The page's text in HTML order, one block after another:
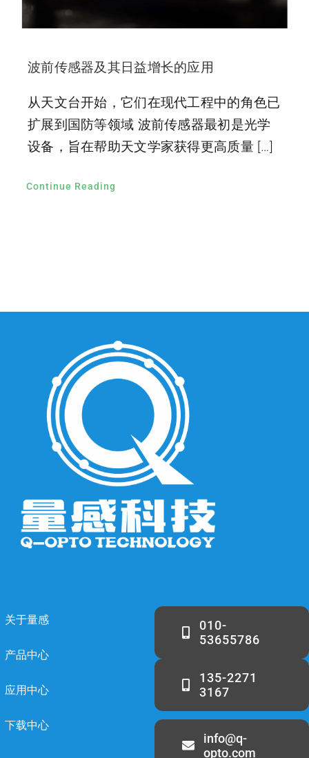
波前传感器及其日益增长的应用
从天文台开始，它们在现代工程中的角色已
扩展到国防等领域 波前传感器最初是光学
设备，旨在帮助天文学家获得更高质量 […]
Continue Reading
关于量感
产品中心
应用中心
下载中心
010-
53655786
135-2271
3167
info@q-
opto.com